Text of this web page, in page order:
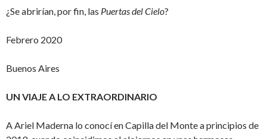
¿Se abrirían, por fin, las Puertas del Cielo?
Febrero 2020
Buenos Aires
UN VIAJE A LO EXTRAORDINARIO
A Ariel Maderna lo conocí en Capilla del Monte a principios de